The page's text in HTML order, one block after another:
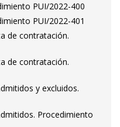
PUI/2022-400
PUI/2022-401
de contratación.
de contratación.
y excluidos.
Procedimiento